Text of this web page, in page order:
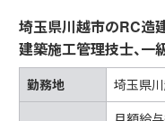
埼玉県川越市のRC造
建築施工管理技士、一
勤務地 埼玉県